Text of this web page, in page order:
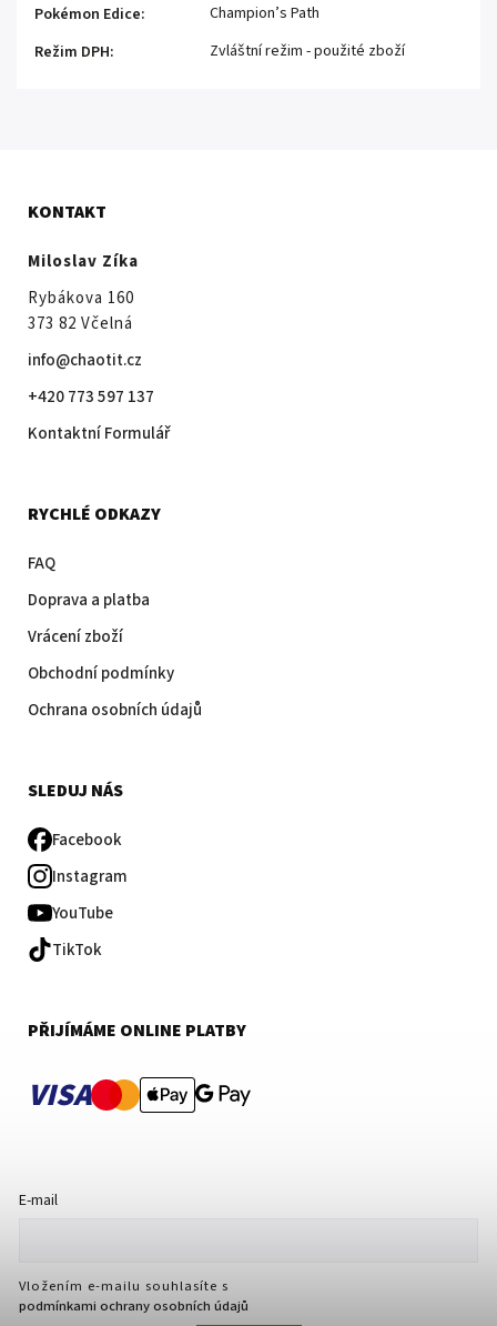
Pokémon Edice:
Champion’s Path
Režim DPH: Zvláštní režim - použité zboží
KONTAKT
Miloslav Zíka
Rybákova 160
373 82 Včelná
info@chaotit.cz
+420 773 597 137
Kontaktní Formulář
RYCHLÉ ODKAZY
FAQ
Doprava a platba
Vrácení zboží
Obchodní podmínky
Ochrana osobních údajů
SLEDUJ NÁS
Facebook
Instagram
YouTube
TikTok
PŘIJÍMÁME ONLINE PLATBY
VISA
E-mail
Vložením e-mailu souhlasíte s
podmínkami ochrany osobních údajů